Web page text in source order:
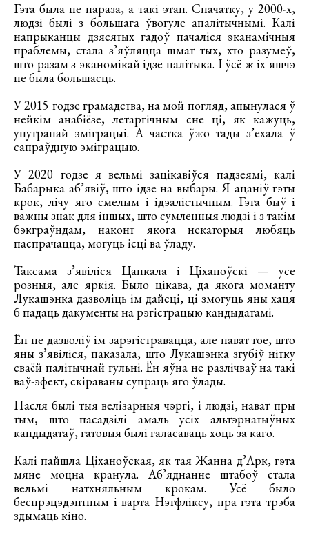
Гэта была не параза, а такі этап. Спачатку, у 2000-х,
людзі былі з большага ўвогуле апалітычнымі. Калі
напрыканцы дзясятых гадоў пачаліся эканамічныя
праблемы, стала з’яўляцца шмат тых, хто разумеў,
што разам з эканомікай ідзе палітыка. І ўсё ж іх яшчэ
не была большасць.
У 2015 годзе грамадства, на мой погляд, апынулася ў
нейкім анабіёзе, летаргічным сне ці, як кажуць,
унутранай эміграцыі. А частка ўжо тады з’ехала ў
сапраўдную эміграцыю.
У 2020 годзе я вельмі зацікавіўся падзеямі, калі
Бабарыка аб’явіў, што ідзе на выбары. Я ацаніў гэты
крок, лічу яго смелым і ідэалістычным. Гэта быў і
важны знак для іншых, што сумленныя людзі і з такім
бэкграўндам, наконт якога некаторыя любяць
паспрачацца, могуць ісці ва ўладу.
Таксама з’явіліся Цапкала і Ціханоўскі — усе
розныя, але яркія. Было цікава, да якога моманту
Лукашэнка дазволіць ім дайсці, ці змогуць яны хаця
б падаць дакументы на рэгістрацыю кандыдатамі.
Ён не дазволіў ім зарэгістравацца, але нават тое, што
яны з’явіліся, паказала, што Лукашэнка згубіў нітку
сваёй палітычнай гульні. Ён яўна не разлічваў на такі
ваў-эфект, скіраваны супраць яго ўлады.
Пасля былі тыя велізарныя чэргі, і людзі, нават пры
тым, што пасадзілі амаль усіх альтэрнатыўных
кандыдатаў, гатовыя былі галасаваць хоць за каго.
Калі пайшла Ціханоўская, як тая Жанна д’Арк, гэта
мяне моцна кранула. Аб’яднанне штабоў стала
вельмі натхняльным крокам. Усё было
беспрэцэдэнтным і варта Нэтфліксу, пра гэта трэба
здымаць кіно.